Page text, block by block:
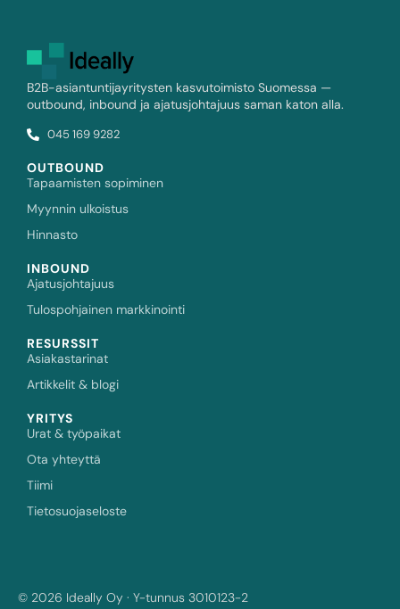
B2B-asiantuntijayritysten kasvutoimisto Suomessa —
outbound, inbound ja ajatusjohtajuus saman katon alla.
045 169 9282
OUTBOUND
Tapaamisten sopiminen
Myynnin ulkoistus
Hinnasto
INBOUND
Ajatusjohtajuus
Tulospohjainen markkinointi
RESURSSIT
Asiakastarinat
Artikkelit & blogi
YRITYS
Urat & työpaikat
Ota yhteyttä
Tiimi
Tietosuojaseloste
© 2026 Ideally Oy · Y-tunnus 3010123-2